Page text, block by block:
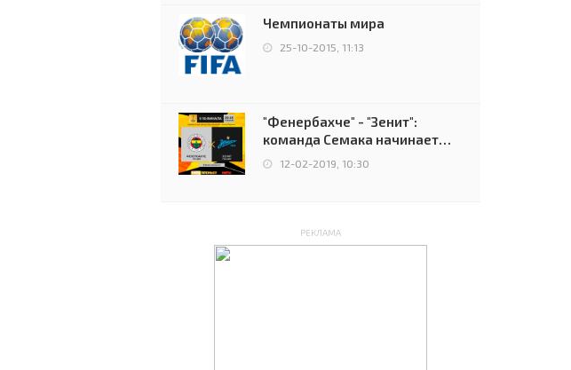
Чемпионаты мира
25-10-2015, 11:13
"Фенербахче" - "Зенит":
команда Семака начинает
путь в плей-офф Лиги
12-02-2019, 10:30
РЕКЛАМА